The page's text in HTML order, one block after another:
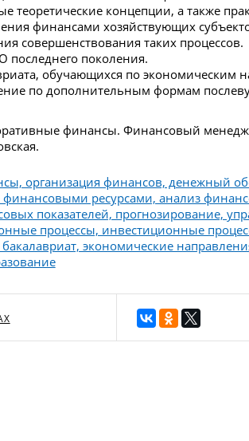
теоретические концепции, а также
финансами хозяйствующих
совершенствования таких процессов.
последнего поколения.
обучающихся по экономическим
по дополнительным формам
финансы. Финансовый
организация финансов, денежный
ресурсами, анализ
показателей, прогнозирование,
процессы, инвестиционные
экономические